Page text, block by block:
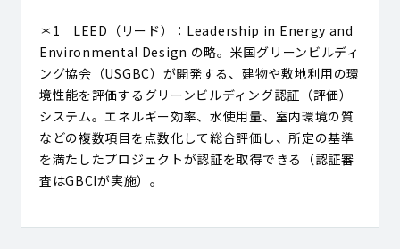
＊1 LEED（リード）：Leadership in Energy and
Environmental Design の略。米国グリーンビルディ
ング協会（USGBC）が開発する、建物や敷地利用の環
境性能を評価するグリーンビルディング認証（評価）
システム。エネルギー効率、水使用量、室内環境の質
などの複数項目を点数化して総合評価し、所定の基準
を満たしたプロジェクトが認証を取得できる（認証審
査はGBCIが実施）。